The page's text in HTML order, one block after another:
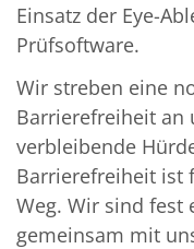
Einsatz der Eye-
Prüfsoftware.
Wir streben eine
Barrierefreiheit an
verbleibende
Barrierefreiheit ist
Weg. Wir sind fest
gemeinsam mit